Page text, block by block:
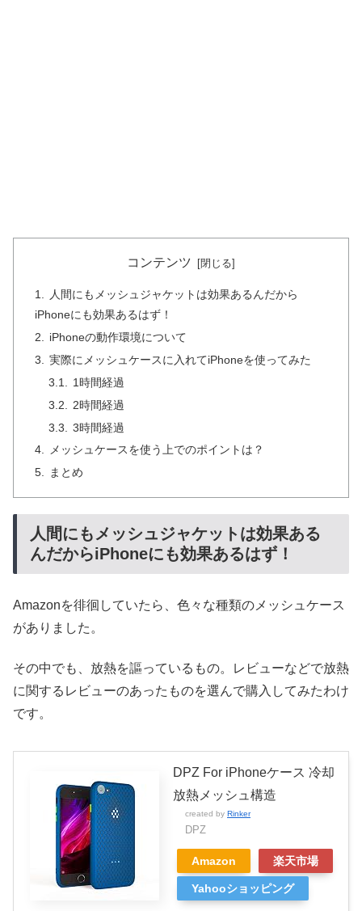
コンテンツ
人間にもメッシュジャケットは効果あるんだから
iPhoneにも効果あるはず！
iPhoneの動作環境について
実際にメッシュケースに入れてiPhoneを使ってみた
1時間経過
2時間経過
3時間経過
メッシュケースを使う上でのポイントは？
まとめ
人間にもメッシュジャケットは効果ある
んだからiPhoneにも効果あるはず！
Amazonを徘徊していたら、色々な種類のメッシュケース
がありました。
その中でも、放熱を謳っているもの。レビューなどで放熱
に関するレビューのあったものを選んで購入してみたわけ
です。
DPZ For iPhoneケース 冷却
放熱メッシュ構造
created by Rinker
DPZ
Amazon 楽天市場
Yahooショッピング